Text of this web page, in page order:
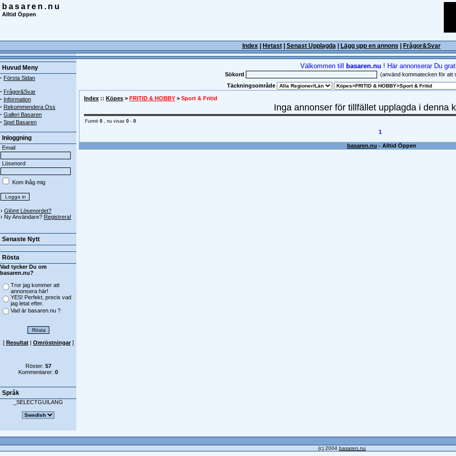
basaren.nu
Alltid Öppen
Index| Hetast| Senast Upplagda| Lägg upp en annons Frågor&Svar
Huvud Meny
· Första Sidan
· Frågor&Svar
· Information
· Rekommendera Oss
· Galleri Basaren
· Spel Basaren
Inloggning
Email
Lösenord
Kom ihåg mig
› Glömt Lösenordet?
› Ny Användare? Registrera!
Senaste Nytt
Rösta
Vad tycker Du om
basaren.nu?
Tror jag kommer att
annonsera här!
YES! Perfekt, precis vad
jag letat efter.
Vad är basaren.nu ?
[ Resultat| Omröstningar]
Röster: 57
Kommentarer: 0
Språk
_SELECTGUILANG
Välkommen till basaren.nu ! Här annonserar Du
Sökord
(använd kommatecken för att
Täckningsområde
Index :: Köpes > FRITID & HOBBY > Sport & Fritid
Inga annonser för tillfället upplagda i denna
Funnit 0 , nu visas 0 - 0
1
basaren.nu - Alltid Öppen
(c) 2004 basaren.nu